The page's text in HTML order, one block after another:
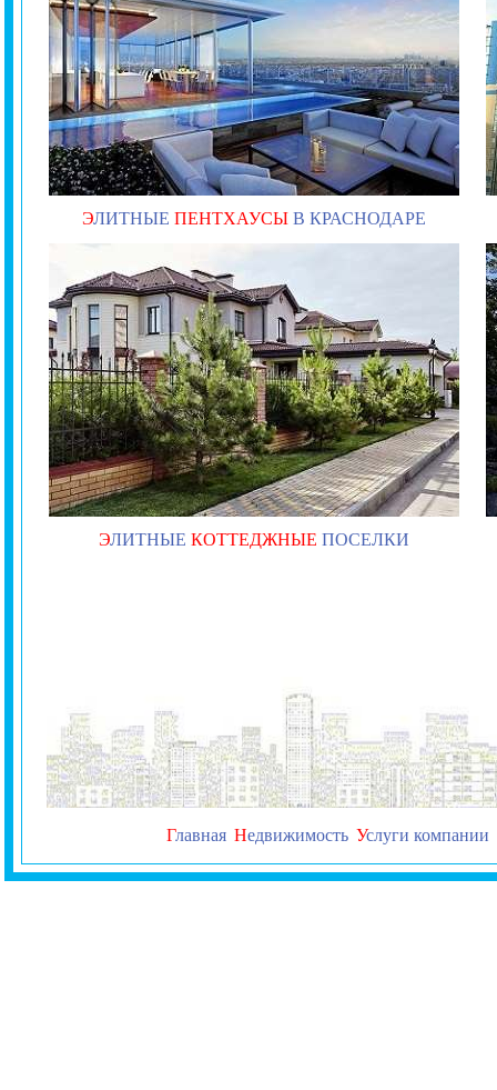
ЭЛИТНЫЕ ПЕНТХАУСЫ В КРАСНОДАРЕ
ЭЛИТНЫЕ КОТТЕДЖНЫЕ ПОСЕЛКИ
Главная Недвижимость Услуги компании